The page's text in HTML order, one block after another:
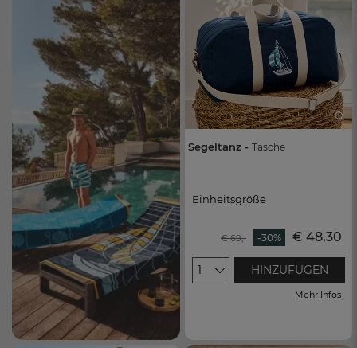
Segeltanz -Tasche
Einheitsgröße
€ 69,- -30% € 48,30
1 HINZUFÜGEN
Mehr Infos